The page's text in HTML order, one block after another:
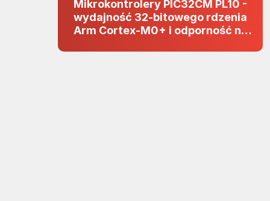
Mikrokontrolery PIC32CM PL10 -
wydajność 32-bitowego rdzenia
Arm Cortex-M0+ i odporność na